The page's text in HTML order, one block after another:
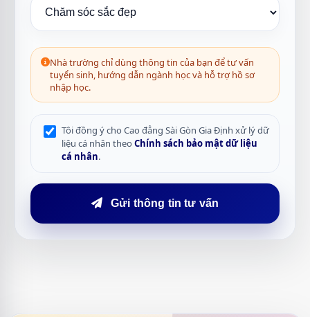
Nhà trường chỉ dùng thông tin của bạn để tư vấn
tuyển sinh, hướng dẫn ngành học và hỗ trợ hồ sơ
nhập học.
Tôi đồng ý cho Cao đẳng Sài Gòn Gia Định xử lý dữ
liệu cá nhân theo Chính sách bảo mật dữ liệu
cá nhân.
Gửi thông tin tư vấn